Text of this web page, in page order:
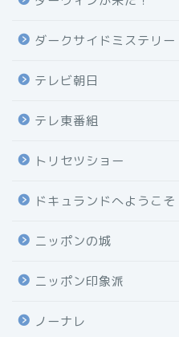
ダークサイドミステリー
テレビ朝日
テレ東番組
トリセツショー
ドキュランドへようこそ
ニッポンの城
ニッポン印象派
ノーナレ